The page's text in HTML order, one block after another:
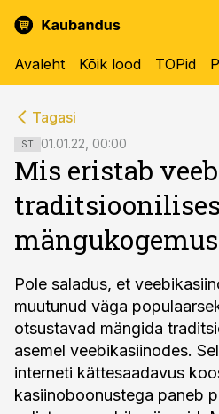
Avaleht Kõik lood TOPid
Tagasi
ST 01.01.22, 00:00
Mis eristab
Pole saladus, et
muutunud väga
otsustavad mängida
asemel veebikasiinodes.
interneti kättesaadavus
kasiinoboonustega paneb